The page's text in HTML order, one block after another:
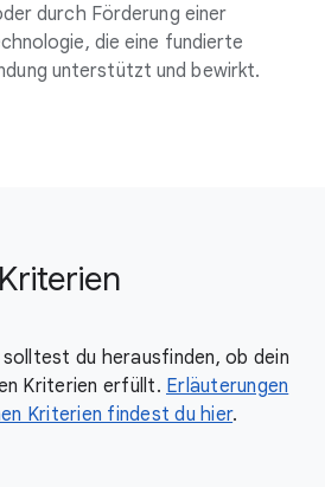
durch Förderung einer
die eine fundierte
unterstützt und bewirkt.
Kriterien
du herausfinden, ob dein
Kriterien erfüllt. Erläuterungen
Kriterien findest du hier.